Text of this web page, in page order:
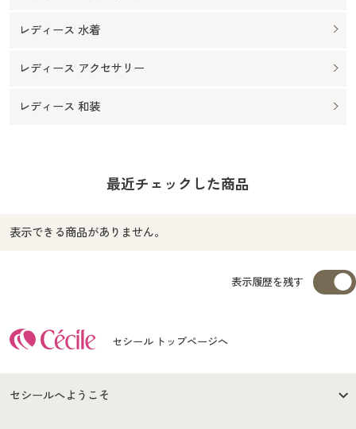
レディース 水着
レディース アクセサリー
レディース 和装
最近チェックした商品
表示できる商品がありません。
表示履歴を残す
セシール トップページへ
セシールへようこそ